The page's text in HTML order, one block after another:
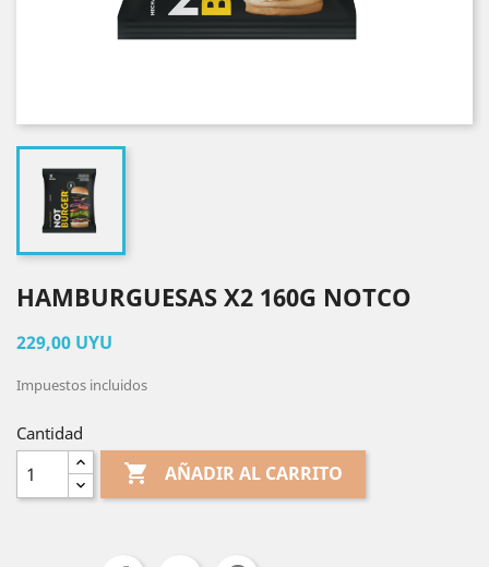
HAMBURGUESAS X2 160G NOTCO
229,00 UYU
Impuestos incluidos
Cantidad
 AÑADIR AL CARRITO